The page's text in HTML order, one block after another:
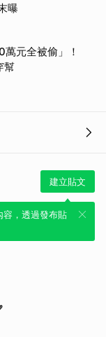
曝
萬元全被偷」！
幫
建立貼文
容，透過發布貼